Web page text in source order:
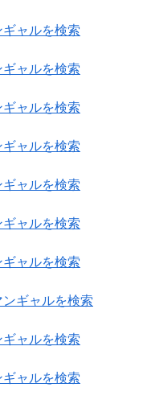
ャルを検索
ャルを検索
ャルを検索
ャルを検索
ャルを検索
ャルを検索
ャルを検索
ギャルを検索
ャルを検索
ャルを検索